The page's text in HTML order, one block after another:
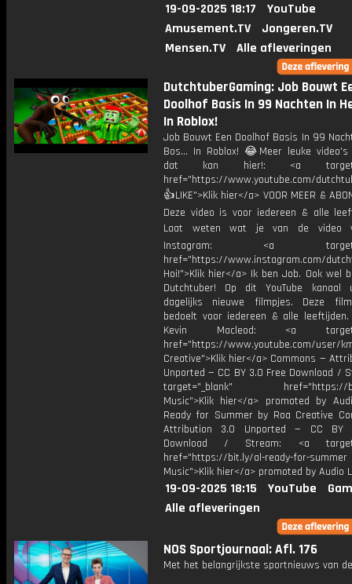
19-09-2025 18:17
YouTube
Amusement.TV
Jongeren.TV
Mensen.TV
Alle afleveringen
DutchtuberGaming: Job Bouwt
Doolhof Basis In 99 Nachten In
In Roblox!
Job Bouwt Een Doolhof Basis In 99
Bos... In Roblox! 😂Meer leuke video's
dat kan hier!: <a
href="https://www.youtube.com/
👍LIKE">Klik hier</a> VOOR MEER &
Deze video is voor iedereen & alle
Laat weten wat je van de video
Instagram: <a
href="https://www.instagram.com/
Hoi!">Klik hier</a> Ik ben Job. Ook wel
Dutchtuber! Op dit YouTube kanaal
dagelijks nieuwe filmpjes. Deze
bedoelt voor iedereen & alle
Kevin Macleod: <a
href="https://www.youtube.com/user/
Creative">Klik hier</a> Commons —
Unported — CC BY 3.0 Free Download /
target="_blank" href="https://
Music">Klik hier</a> promoted by
Ready for Summer by Roa Creative
Attribution 3.0 Unported — CC BY
Download / Stream: <a
href="https://bit.ly/al-ready-for-summer
Music">Klik hier</a> promoted by Audio
19-09-2025 18:15 YouTube
Alle afleveringen
NOS Sportjournaal: Afl. 176
Met het belangrijkste sportnieuws van